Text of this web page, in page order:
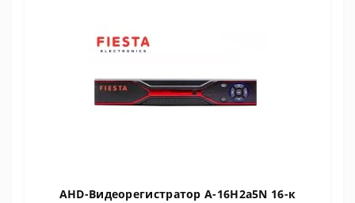
AHD-Видеорегистратор A-16H2a5N 16-к